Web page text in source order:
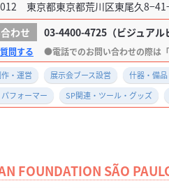
東京都東京都荒川区東尾久
03-4400-4725 （ビジュアル
問する
・運営 展示会ブース設営 什器・備
フォーマー
SP関連・ツール・グッズ
FOUNDATION SÃO